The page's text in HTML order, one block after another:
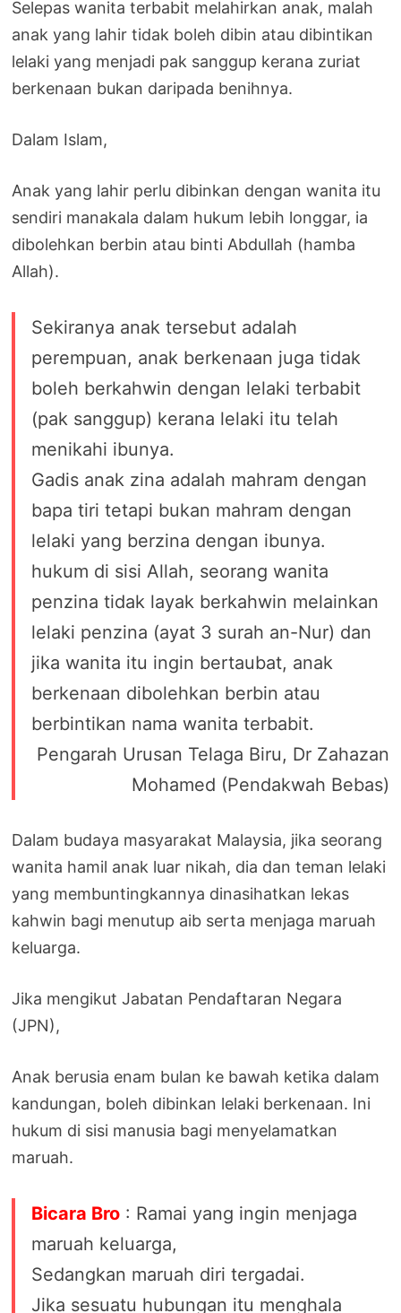
Selepas wanita terbabit melahirkan anak, malah
anak yang lahir tidak boleh dibin atau dibintikan
lelaki yang menjadi pak sanggup kerana zuriat
berkenaan bukan daripada benihnya.
Dalam Islam,
Anak yang lahir perlu dibinkan dengan wanita itu
sendiri manakala dalam hukum lebih longgar, ia
dibolehkan berbin atau binti Abdullah (hamba
Allah).
Sekiranya anak tersebut adalah
perempuan, anak berkenaan juga tidak
boleh berkahwin dengan lelaki terbabit
(pak sanggup) kerana lelaki itu telah
menikahi ibunya.
Gadis anak zina adalah mahram dengan
bapa tiri tetapi bukan mahram dengan
lelaki yang berzina dengan ibunya.
hukum di sisi Allah, seorang wanita
penzina tidak layak berkahwin melainkan
lelaki penzina (ayat 3 surah an-Nur) dan
jika wanita itu ingin bertaubat, anak
berkenaan dibolehkan berbin atau
berbintikan nama wanita terbabit.
Pengarah Urusan Telaga Biru, Dr Zahazan
Mohamed (Pendakwah Bebas)
Dalam budaya masyarakat Malaysia, jika seorang
wanita hamil anak luar nikah, dia dan teman lelaki
yang membuntingkannya dinasihatkan lekas
kahwin bagi menutup aib serta menjaga maruah
keluarga.
Jika mengikut Jabatan Pendaftaran Negara
(JPN),
Anak berusia enam bulan ke bawah ketika dalam
kandungan, boleh dibinkan lelaki berkenaan. Ini
hukum di sisi manusia bagi menyelamatkan
maruah.
Bicara Bro : Ramai yang ingin menjaga
maruah keluarga,
Sedangkan maruah diri tergadai.
Jika sesuatu hubungan itu menghala